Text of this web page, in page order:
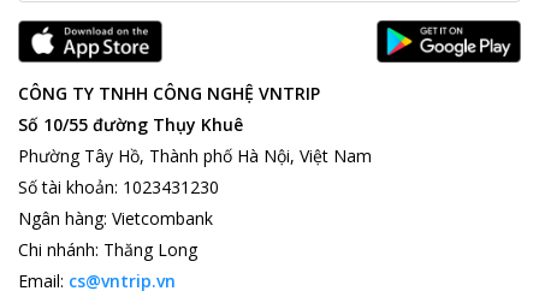
CÔNG TY TNHH CÔNG NGHỆ VNTRIP
Số 10/55 đường Thụy Khuê
Phường Tây Hồ, Thành phố Hà Nội, Việt Nam
Số tài khoản: 1023431230
Ngân hàng: Vietcombank
Chi nhánh: Thăng Long
Email: cs@vntrip.vn